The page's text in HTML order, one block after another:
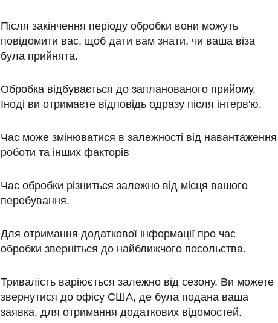
Після закінчення періоду обробки вони можуть
повідомити вас, щоб дати вам знати, чи ваша віза
була прийнята.
Обробка відбувається до запланованого прийому.
Іноді ви отримаєте відповідь одразу після інтерв'ю.
Час може змінюватися в залежності від навантаження
роботи та інших факторів
Час обробки різниться залежно від місця вашого
перебування.
Для отримання додаткової інформації про час
обробки зверніться до найближчого посольства.
Тривалість варіюється залежно від сезону. Ви можете
звернутися до офісу США, де була подана ваша
заявка, для отримання додаткових відомостей.